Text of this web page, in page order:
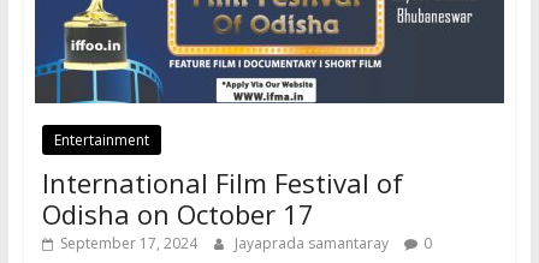
Entertainment
International Film Festival of
Odisha on October 17
September 17, 2024 Jayaprada samantaray 0